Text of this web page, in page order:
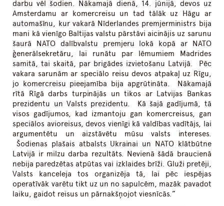
darbu vēl šodien. Nākamajā dienā, 14. jūnijā, devos uz
Amsterdamu ar komercreisu un tad tālāk uz Hāgu ar
automašīnu, kur vakarā Nīderlandes premjerministrs bija
mani kā vienīgo Baltijas valstu pārstāvi aicinājis uz sarunu
šaurā NATO dalībvalstu premjeru lokā kopā ar NATO
ģenerālsekretāru, lai runātu par lēmumiem Madrides
samitā, tai skaitā, par brigādes izvietošanu Latvijā. Pēc
vakara sarunām ar speciālo reisu devos atpakaļ uz Rīgu,
jo komercreisu pieejamība bija apgrūtināta. Nākamajā
rītā Rīgā darbs turpinājās un tikos ar Latvijas Bankas
prezidentu un Valsts prezidentu. Kā šajā gadījumā, tā
visos gadījumos, kad izmantoju gan komercreisus, gan
speciālos avioreisus, devos vienīgi kā valdības vadītājs, lai
argumentētu un aizstāvētu mūsu valsts intereses.
Šodienas plašais atbalsts Ukrainai un NATO klātbūtne
Latvijā ir milzu darba rezultāts. Nevienā šādā braucienā
nebija paredzētas atpūtas vai izklaides brīži. Gluži pretēji,
Valsts kanceleja tos organizēja tā, lai pēc iespējas
operatīvāk varētu tikt uz un no sapulcēm, mazāk pavadot
laiku, gaidot reisus un pārnakšņojot viesnīcās.”